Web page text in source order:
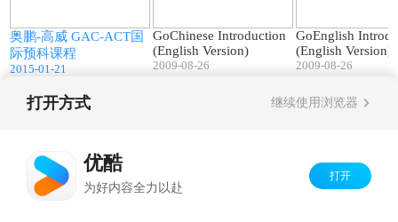
奥鹏-高威 GAC-ACT国
际预科课程
2015-01-21
GoChinese Introduction
(English Version)
2009-08-26
GoEnglish
(English Version)
2009-08-26
打开方式 继续使用浏览器
优酷
为好内容全力以赴
打开